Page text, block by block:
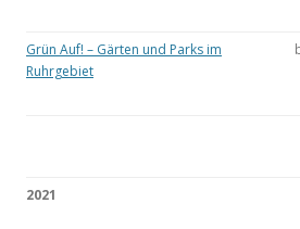
Grün Auf! – Gärten und Parks im
Ruhrgebiet
2021